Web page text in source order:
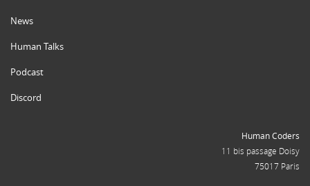
News
Human Talks
Podcast
Discord
Human Coders
11 bis passage Doisy
75017 Paris